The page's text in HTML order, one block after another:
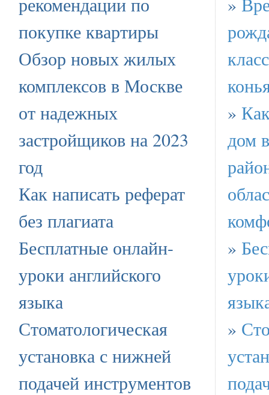
покупке квартиры
Обзор новых жилых
комплексов в Москве
от надежных
застройщиков на 2023
год
Как написать реферат
без плагиата
Бесплатные онлайн-
уроки английского
языка
Стоматологическая
установка с нижней
подачей инструментов
»
дом
»
»